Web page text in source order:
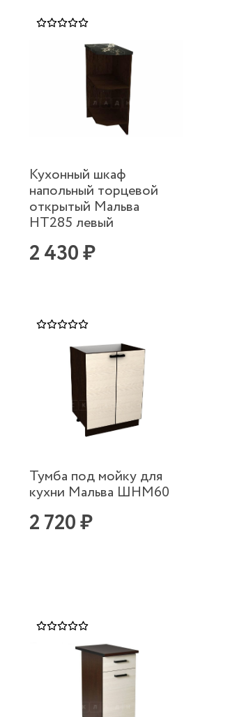
Кухонный шкаф
напольный торцевой
открытый Мальва
НТ285 левый
2 430 ₽
Тумба под мойку для
кухни Мальва ШНМ60
2 720 ₽